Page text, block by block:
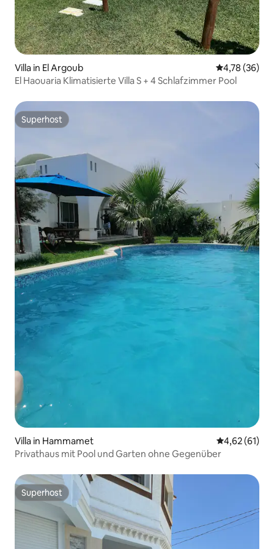
Villa in El Argoub
4,78 (36)
El Haouaria Klimatisierte Villa S + 4 Schlafzimmer Pool
Superhost
Superhost
Villa in Hammamet
4,62 (61)
Privathaus mit Pool und Garten ohne Gegenüber
Superhost
Superhost